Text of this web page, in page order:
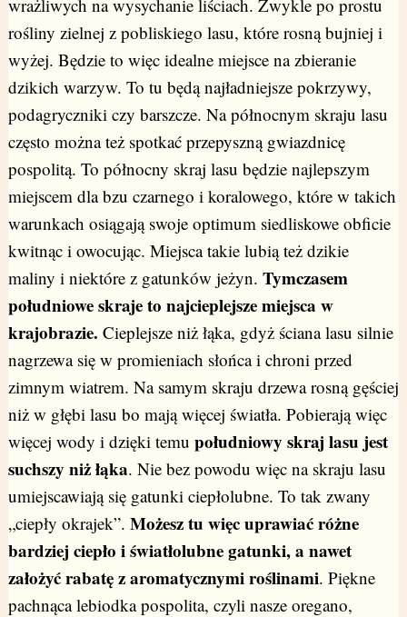
wrażliwych na wysychanie liściach. Zwykle po prostu
rośliny zielnej z pobliskiego lasu, które rosną bujniej i
wyżej. Będzie to więc idealne miejsce na zbieranie
dzikich warzyw. To tu będą najładniejsze pokrzywy,
podagryczniki czy barszcze. Na północnym skraju lasu
często można też spotkać przepyszną gwiazdnicę
pospolitą. To północny skraj lasu będzie najlepszym
miejscem dla bzu czarnego i koralowego, które w takich
warunkach osiągają swoje optimum siedliskowe obficie
kwitnąc i owocując. Miejsca takie lubią też dzikie
maliny i niektóre z gatunków jeżyn. Tymczasem
południowe skraje to najcieplejsze miejsca w
krajobrazie. Cieplejsze niż łąka, gdyż ściana lasu silnie
nagrzewa się w promieniach słońca i chroni przed
zimnym wiatrem. Na samym skraju drzewa rosną gęściej
niż w głębi lasu bo mają więcej światła. Pobierają więc
więcej wody i dzięki temu południowy skraj lasu jest
suchszy niż łąka. Nie bez powodu więc na skraju lasu
umiejscawiają się gatunki ciepłolubne. To tak zwany
„ciepły okrajek”. Możesz tu więc uprawiać różne
bardziej ciepło i światłolubne gatunki, a nawet
założyć rabatę z aromatycznymi roślinami. Piękne
pachnąca lebiodka pospolita, czyli nasze oregano,